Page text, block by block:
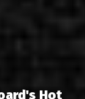
Hot